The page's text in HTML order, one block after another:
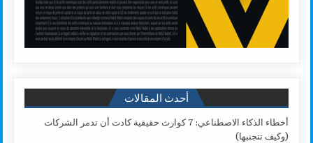
أحدث المقالات
أخطاء الذكاء الاصطناعي: 7 كوارث حقيقية كادت أن تدمر الشركات
(وكيف تتجنبها)